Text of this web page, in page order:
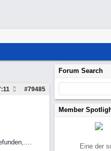
#79485
Forum Search
Member
Eine der